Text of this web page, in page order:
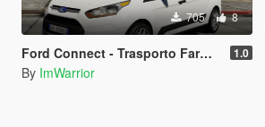
705 8
Ford Connect - Trasporto Farmaci (Paintjob | FiveM) 1.0
By ImWarrior